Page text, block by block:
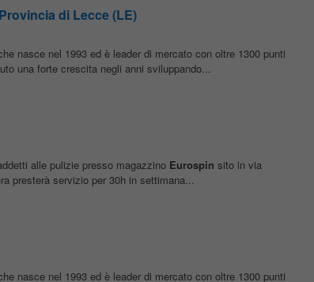
di Lecce (LE)
nasce nel 1993 ed è leader di mercato con oltre 1300 punti
una forte crescita negli anni sviluppando...
alle pulizie presso magazzino Eurospin sito in via
presterà servizio per 30h in settimana...
nasce nel 1993 ed è leader di mercato con oltre 1300 punti